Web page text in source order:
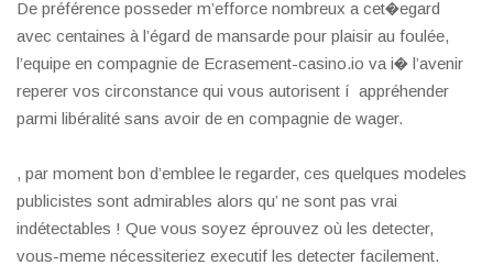
De préférence posseder m’efforce nombreux a cet�egard
avec centaines à l’égard de mansarde pour plaisir au foulée,
l’equipe en compagnie de Ecrasement-casino.io va i� l’avenir
reperer vos circonstance qui vous autorisent í appréhender
parmi libéralité sans avoir de en compagnie de wager.
, par moment bon d’emblee le regarder, ces quelques modeles
publicistes sont admirables alors qu’ ne sont pas vrai
indétectables ! Que vous soyez éprouvez où les detecter,
vous-meme nécessiteriez executif les detecter facilement.